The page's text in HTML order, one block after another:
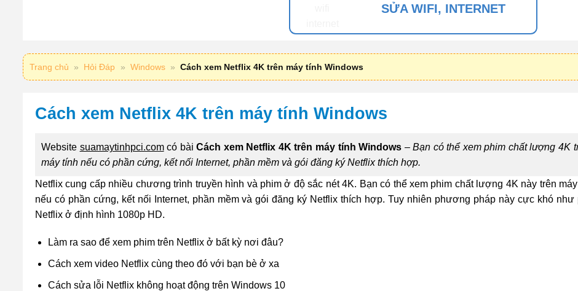
SỬA WIFI, INTERNET
Trang chủ » Hỏi Đáp » Windows » Cách xem Netflix 4K trên máy tính Windows
Cách xem Netflix 4K trên máy tính Windows
Website suamaytinhpci.comcó bàiCách xem Netflix 4K trên máy tính Windows –Bạn có thể xem phim chất lượng 4K
máy tính nếu có phần cứng, kết nối Internet, phần mềm và gói đăng ký Netflix thích hợp.
Netflix cung cấp nhiều chương trình truyền hình và phim ở độ sắc nét 4K. Bạn có thể xem phim chất lượng 4K này trên
nếu có phần cứng, kết nối Internet, phần mềm và gói đăng ký Netflix thích hợp. Tuy nhiên phương pháp này cực khó như
Netflix ở định hình 1080p HD.
Làm ra sao để xem phim trên Netflix ở bất kỳ nơi đâu?
Cách xem video Netflix cùng theo đó với bạn bè ở xa
Cách sửa lỗi Netflix không hoạt động trên Windows 10